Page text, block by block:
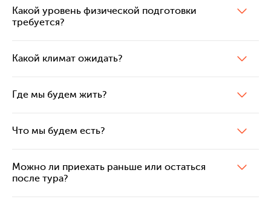
Какой уровень физической подготовки
требуется?
Какой климат ожидать?
Где мы будем жить?
Что мы будем есть?
Можно ли приехать раньше или остаться
после тура?